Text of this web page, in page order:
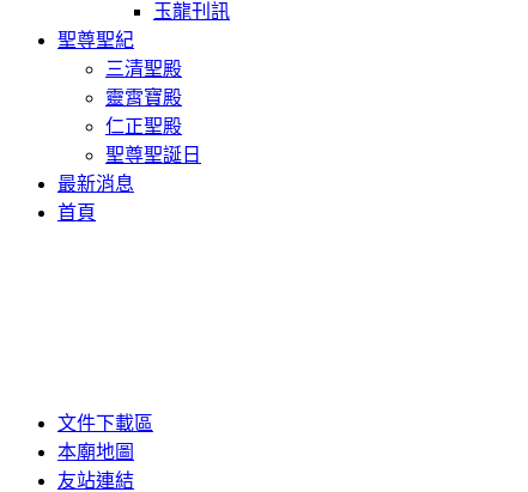
玉龍刊訊
聖尊聖紀
三清聖殿
靈霄寶殿
仁正聖殿
聖尊聖誕日
最新消息
首頁
文件下載區
本廟地圖
友站連結